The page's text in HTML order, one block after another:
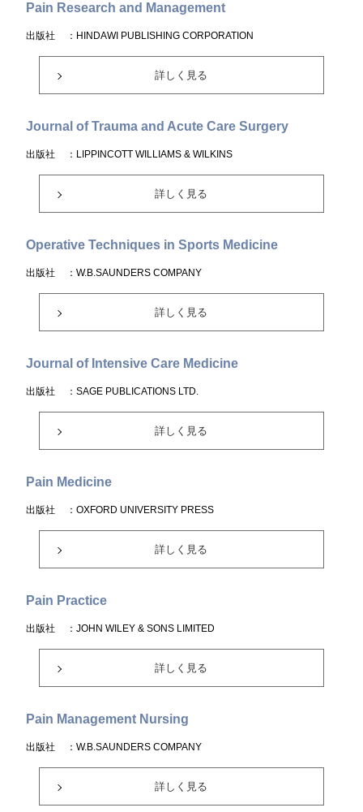
Pain Research and Management
出版社 ：HINDAWI PUBLISHING CORPORATION
詳しく見る
Journal of Trauma and Acute Care Surgery
出版社 ：LIPPINCOTT WILLIAMS & WILKINS
詳しく見る
Operative Techniques in Sports Medicine
出版社 ：W.B.SAUNDERS COMPANY
詳しく見る
Journal of Intensive Care Medicine
出版社 ：SAGE PUBLICATIONS LTD.
詳しく見る
Pain Medicine
出版社 ：OXFORD UNIVERSITY PRESS
詳しく見る
Pain Practice
出版社 ：JOHN WILEY & SONS LIMITED
詳しく見る
Pain Management Nursing
出版社 ：W.B.SAUNDERS COMPANY
詳しく見る